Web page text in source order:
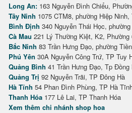
Long An: 163 Nguyễn Đình Chiểu,
Tây Ninh 1075 CTM8, phường Hiệp
Bình Định 340 Nguyễn Thái Học,
Cà Mau 221 Lý Thường Kiệt, K2, Phường
Bắc Ninh 83 Trần Hưng Đạo, phường
Phú Yên 30A Nguyễn Công Trứ, TP Tuy
Quảng Bình 41 Trần Hưng Đạo, Tp Đồng
Quảng Trị 92 Nguyễn Trãi, TP Đông Hà
Hà Tĩnh 54 Phan Đình Phùng, TP Hà
Thanh Hóa 177 Lê Lai, TP Thanh Hóa
Xem thêm chi nhánh shop hoa